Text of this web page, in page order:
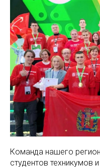
Команда нашего
студентов техникумов